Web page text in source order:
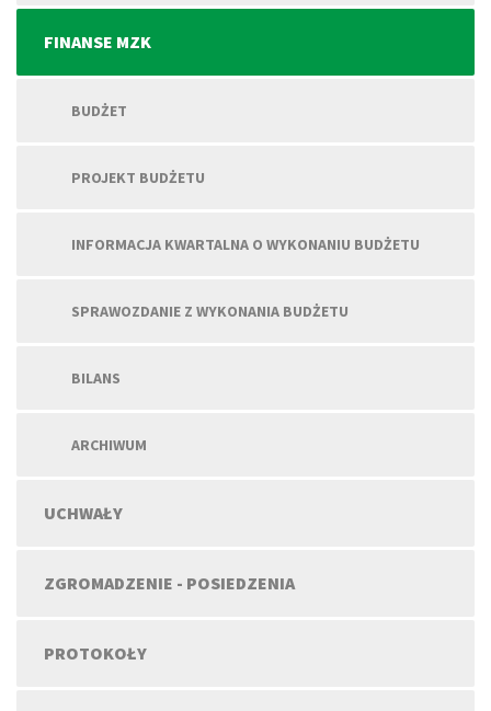
FINANSE MZK
BUDŻET
PROJEKT BUDŻETU
INFORMACJA KWARTALNA O WYKONANIU BUDŻETU
SPRAWOZDANIE Z WYKONANIA BUDŻETU
BILANS
ARCHIWUM
UCHWAŁY
ZGROMADZENIE - POSIEDZENIA
PROTOKOŁY